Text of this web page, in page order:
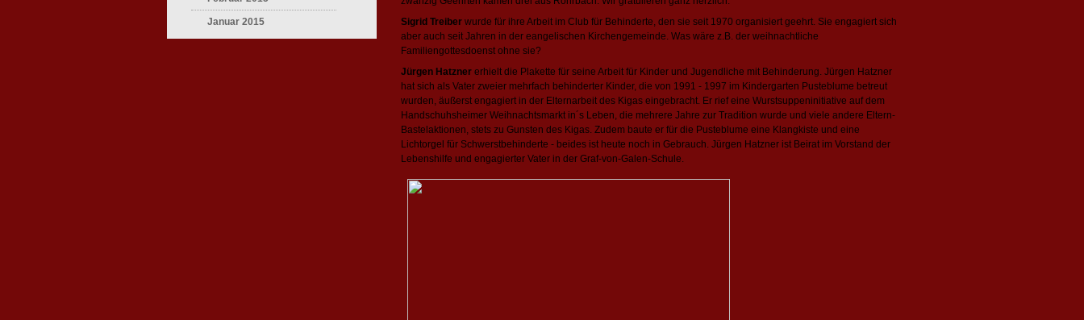
Sigrid Treiber wurde für ihre Arbeit im Club für Behinderte, den sie seit 1970 organisiert geehrt. Sie engagiert sich
aber auch seit Jahren in der eangelischen Kirchengemeinde. Was wäre z.B. der weihnachtliche
Familiengottesdoenst ohne sie?
Jürgen Hatzner erhielt die Plakette für seine Arbeit für Kinder und Jugendliche mit Behinderung. Jürgen Hatzner
hat sich als Vater zweier mehrfach behinderter Kinder, die von 1991 - 1997 im Kindergarten Pusteblume betreut
wurden, äußerst engagiert in der Elternarbeit des Kigas eingebracht. Er rief eine Wurstsuppeninitiative auf dem
Handschuhsheimer Weihnachtsmarkt in´s Leben, die mehrere Jahre zur Tradition wurde und viele andere Eltern-
Bastelaktionen, stets zu Gunsten des Kigas. Zudem baute er für die Pusteblume eine Klangkiste und eine
Lichtorgel für Schwerstbehinderte - beides ist heute noch in Gebrauch. Jürgen Hatzner ist Beirat im Vorstand der
Lebenshilfe und engagierter Vater in der Graf-von-Galen-Schule.
Januar 2015